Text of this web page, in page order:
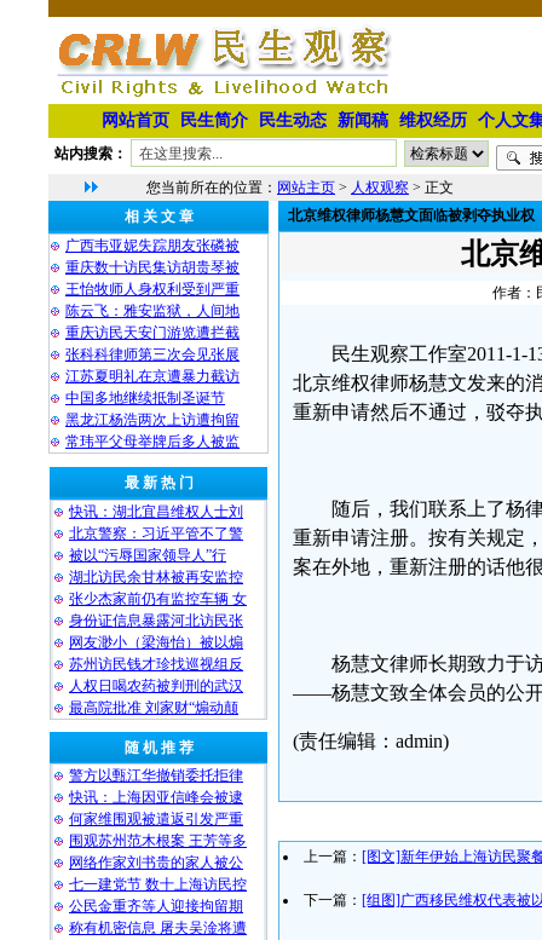
网站首页 民生简介 民生动态 新闻稿 维权经历 个人文
站内搜索：
您当前所在的位置： 网站主页 > 人权观察 > 正文
相 关 文 章
广西韦亚妮失踪朋友张磷被
重庆数十访民集访胡贵琴被
王怡牧师人身权利受到严重
陈云飞：雅安监狱，人间地
重庆访民天安门游览遭拦截
张科科律师第三次会见张展
江苏夏明礼在京遭暴力截访
中国多地继续抵制圣诞节
黑龙江杨浩两次上访遭拘留
常玮平父母举牌后多人被监
最 新 热 门
快讯：湖北宜昌维权人士刘
北京警察：习近平管不了警
被以“污辱国家领导人”行
湖北访民余甘林被再安监控
张少杰家前仍有监控车辆 女
身份证信息暴露河北访民张
网友渺小（梁海怡）被以煽
苏州访民钱才珍找巡视组反
人权日喝农药被判刑的武汉
最高院批准 刘家财“煽动颠
随 机 推 荐
警方以甄江华撤销委托拒律
快讯：上海因亚信峰会被逮
何家维围观被遣返引发严重
围观苏州范木根案 王芳等多
网络作家刘书贵的家人被公
七一建党节 数十上海访民控
公民金重齐等人迎接拘留期
称有机密信息 屠夫吴淦将遭
北京维权律师杨慧文面临被剥夺执业权
北京
作者：
民生观察工作室2011-1-
北京维权律师杨慧文发来的
重新申请然后不通过，驳夺
随后，我们联系上了杨
重新申请注册。按有关规定
案在外地，重新注册的话他
杨慧文律师长期致力于
——杨慧文致全体会员的公
(责任编辑：admin)
上一篇： [图文]新年伊始上海访民聚
下一篇： [组图]广西移民维权代表被